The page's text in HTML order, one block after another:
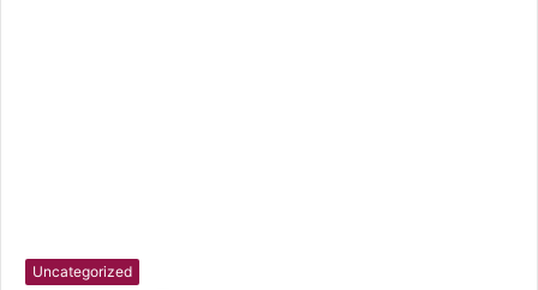
Uncategorized